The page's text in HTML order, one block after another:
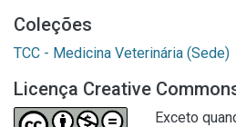
Coleções
TCC - Medicina Veterinária (Sede)
Licença Creative
Exceto